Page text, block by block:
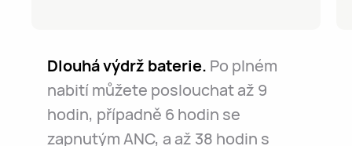
Dlouhá výdrž baterie. Po plném
nabití můžete poslouchat až 9
hodin, případně 6 hodin se
zapnutým ANC, a až 38 hodin s